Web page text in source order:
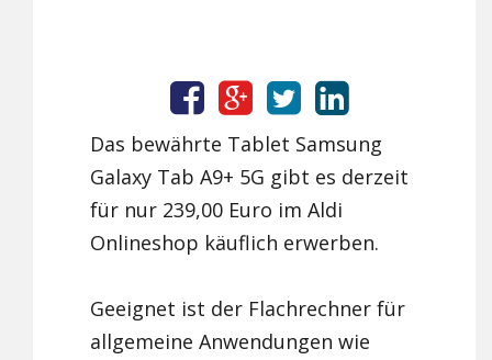
Das bewährte Tablet Samsung
Galaxy Tab A9+ 5G gibt es derzeit
für nur 239,00 Euro im Aldi
Onlineshop käuflich erwerben.
Geeignet ist der Flachrechner für
allgemeine Anwendungen wie